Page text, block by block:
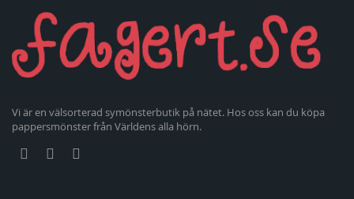
Vi är en välsorterad symönsterbutik på nätet. Hos oss kan du köpa
pappersmönster från Världens alla hörn.